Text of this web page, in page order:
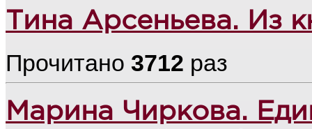
Тина Арсеньева. Из
Прочитано 3712 раз
Марина Чиркова.